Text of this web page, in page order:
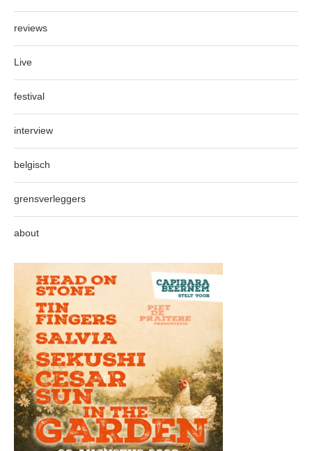
reviews
Live
festival
interview
belgisch
grensverleggers
about